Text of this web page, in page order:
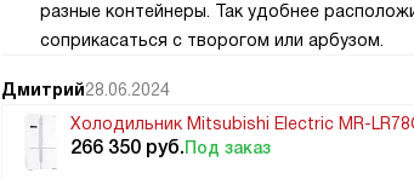
разные контейнеры. Так удобнее
соприкасаться с творогом или арбузом.
Дмитрий28.06.2024
Холодильник Mitsubishi Electric MR-
266 350 руб.Под заказ